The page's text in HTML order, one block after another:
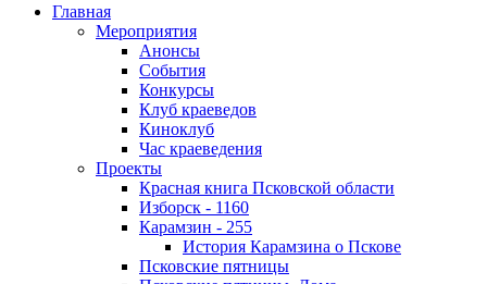
Главная
Мероприятия
Анонсы
События
Конкурсы
Клуб краеведов
Киноклуб
Час краеведения
Проекты
Красная книга Псковской области
Изборск - 1160
Карамзин - 255
История Карамзина о Пскове
Псковские пятницы